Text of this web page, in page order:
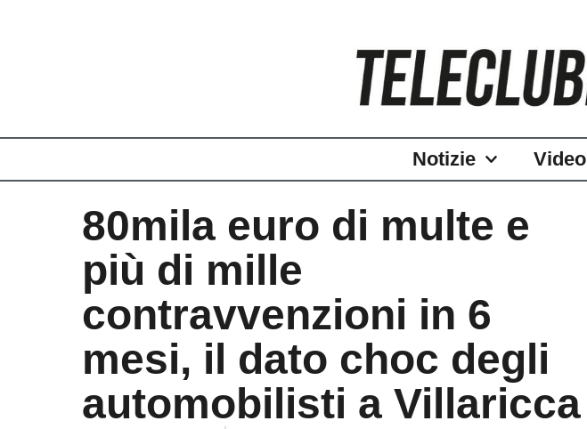
Notizie Video
80mila euro di multe e
più di mille
contravvenzioni in 6
mesi, il dato choc degli
automobilisti a Villaricca